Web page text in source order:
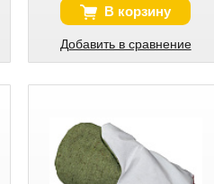
В корзину
Добавить в сравнение